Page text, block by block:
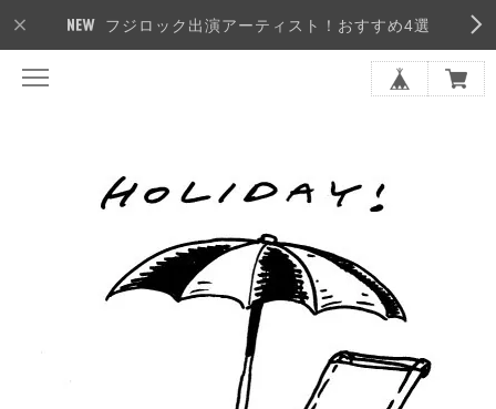
フジロック出演アーティスト！おすすめ4選